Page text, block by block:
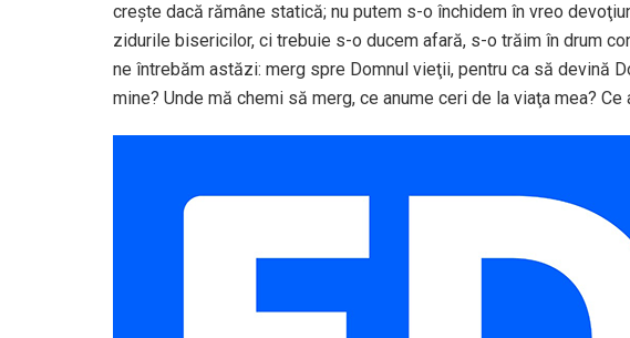
creşte dacă rămâne statică; nu putem s-o închidem în vreo
zidurile bisericilor, ci trebuie s-o ducem afară, s-o trăim în drum
ne întrebăm astăzi: merg spre Domnul vieţii, pentru ca să devină
mine? Unde mă chemi să merg, ce anume ceri de la viaţa mea?